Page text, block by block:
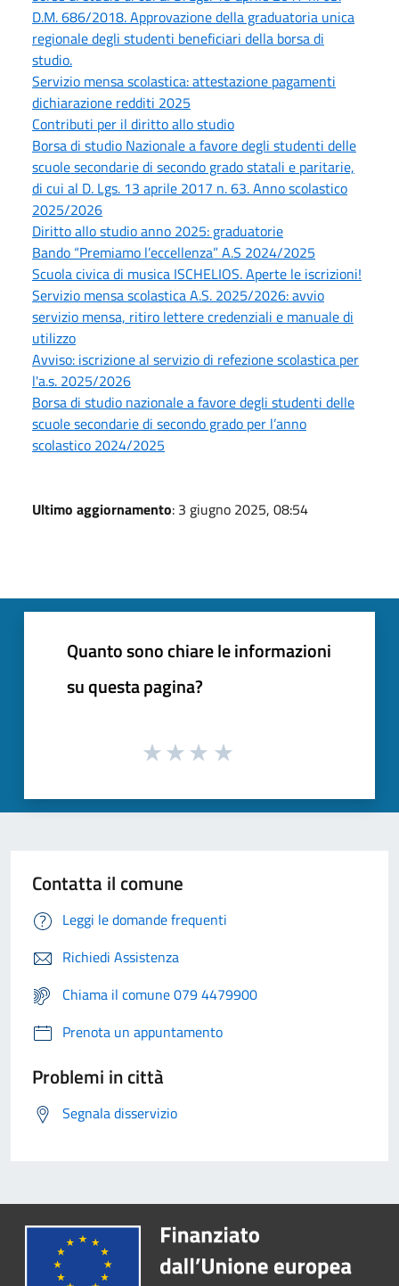
D.M. 686/2018. Approvazione della graduatoria unica
regionale degli studenti beneficiari della borsa di
studio.
Servizio mensa scolastica: attestazione pagamenti
dichiarazione redditi 2025
Contributi per il diritto allo studio
Borsa di studio Nazionale a favore degli studenti delle
scuole secondarie di secondo grado statali e paritarie,
di cui al D. Lgs. 13 aprile 2017 n. 63. Anno scolastico
2025/2026
Diritto allo studio anno 2025: graduatorie
Bando “Premiamo l’eccellenza” A.S 2024/2025
Scuola civica di musica ISCHELIOS. Aperte le iscrizioni!
Servizio mensa scolastica A.S. 2025/2026: avvio
servizio mensa, ritiro lettere credenziali e manuale di
utilizzo
Avviso: iscrizione al servizio di refezione scolastica per
l'a.s. 2025/2026
Borsa di studio nazionale a favore degli studenti delle
scuole secondarie di secondo grado per l’anno
scolastico 2024/2025
Ultimo aggiornamento: 3 giugno 2025, 08:54
Quanto sono chiare le informazioni
su questa pagina?
Contatta il comune
Leggi le domande frequenti
Richiedi Assistenza
Chiama il comune 079 4479900
Prenota un appuntamento
Problemi in città
Segnala disservizio